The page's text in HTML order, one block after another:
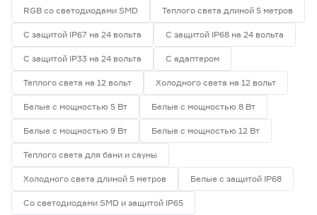
RGB со светодиодами SMD Теплого света длиной 5 метров
С защитой IP67 на 24 вольта С защитой IP68 на 24 вольта
С защитой IP33 на 24 вольта С адаптером
Теплого света на 12 вольт Холодного света на 12 вольт
Белые с мощностью 5 Вт Белые с мощностью 8 Вт
Белые с мощностью 9 Вт Белые с мощностью 12 Вт
Теплого света для бани и сауны
Холодного света длиной 5 метров Белые с защитой IP68
Со светодиодами SMD и защитой IP65